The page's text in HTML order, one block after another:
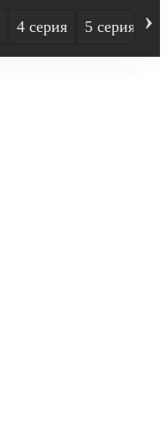
4 серия 5 серия ›